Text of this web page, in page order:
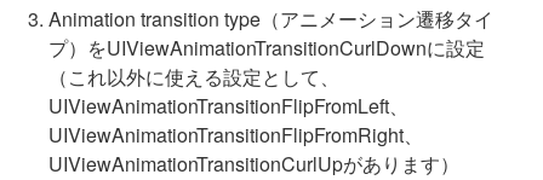
Animation transition type（アニメーション遷移タイ
プ）をUIViewAnimationTransitionCurlDownに設定
（これ以外に使える設定として、
UIViewAnimationTransitionFlipFromLeft、
UIViewAnimationTransitionFlipFromRight、
UIViewAnimationTransitionCurlUpがあります）